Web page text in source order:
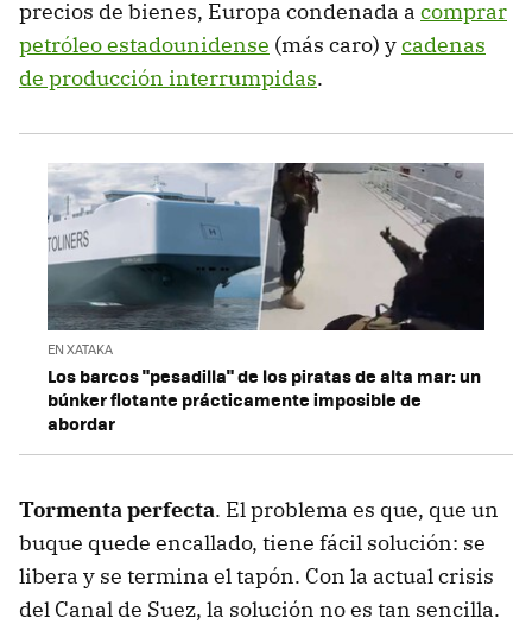
precios de bienes, Europa condenada a comprar
petróleo estadounidense (más caro) ycadenas
de producción interrumpidas.
EN XATAKA
Los barcos "pesadilla" de los piratas de alta mar: un
búnker flotante prácticamente imposible de
abordar
Tormenta perfecta. El problema es que, que un
buque quede encallado, tiene fácil solución: se
libera y se termina el tapón. Con la actual crisis
del Canal de Suez, la solución no es tan sencilla.